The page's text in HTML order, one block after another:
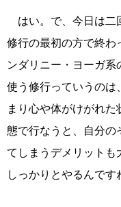
はい。で、今日は二
修行の最初の方で終わ
ンダリニー・ヨーガ
使う修行っていうのは
まり心や体がけがれ
態で行なうと、自分の
てしまうデメリットも
しっかりとやるんです